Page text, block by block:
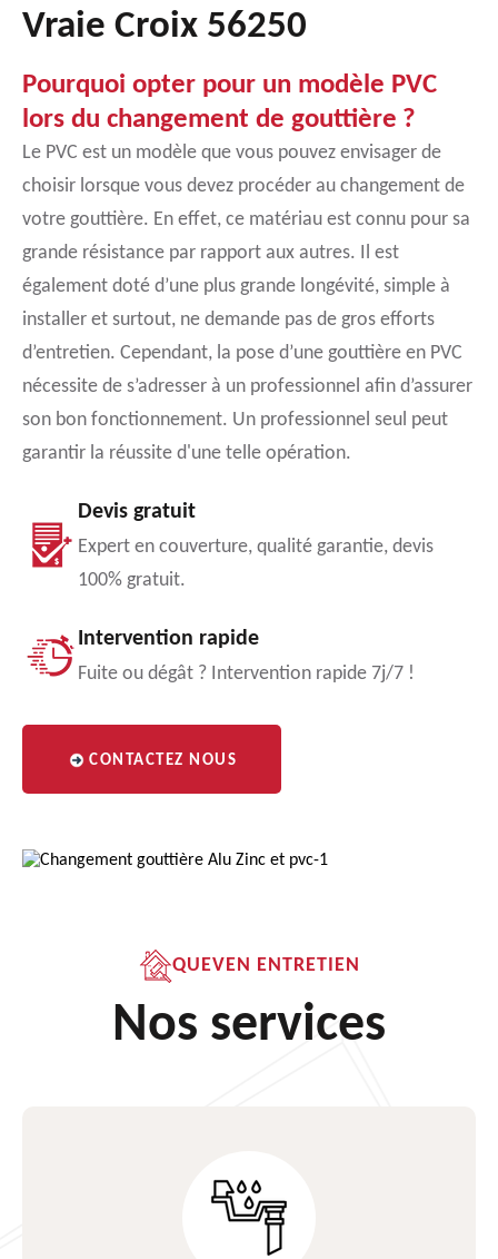
Vraie Croix 56250
Pourquoi opter pour un modèle PVC
lors du changement de gouttière ?
Le PVC est un modèle que vous pouvez envisager de
choisir lorsque vous devez procéder au changement de
votre gouttière. En effet, ce matériau est connu pour sa
grande résistance par rapport aux autres. Il est
également doté d’une plus grande longévité, simple à
installer et surtout, ne demande pas de gros efforts
d’entretien. Cependant, la pose d’une gouttière en PVC
nécessite de s’adresser à un professionnel afin d’assurer
son bon fonctionnement. Un professionnel seul peut
garantir la réussite d'une telle opération.
Devis gratuit
Expert en couverture, qualité garantie, devis
100% gratuit.
Intervention rapide
Fuite ou dégât ? Intervention rapide 7j/7 !
CONTACTEZ NOUS
QUEVEN ENTRETIEN
Nos services